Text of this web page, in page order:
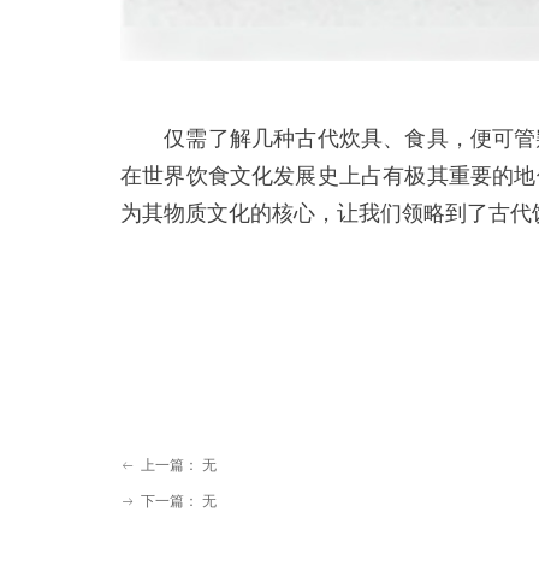
仅需了解几种古代炊具、食具，便可管
在世界饮食文化发展史上占有极其重要的
为其物质文化的核心，让我们领略到了古
ꂃ 上一篇： 无
ꁹ 下一篇： 无